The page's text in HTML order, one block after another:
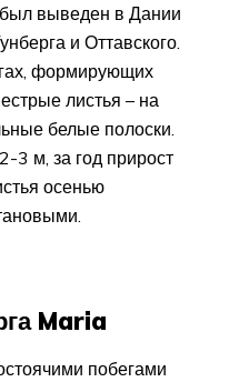
выведен в Дании
и Оттавского.
формирующих
листья – на
белые полоски.
3 м, за год прирост
осенью
Maria
побегами